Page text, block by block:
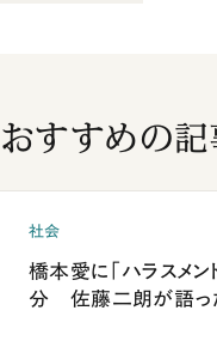
おすすめの記
社会
橋本愛に「ハラスメ
分 佐藤二朗が語った